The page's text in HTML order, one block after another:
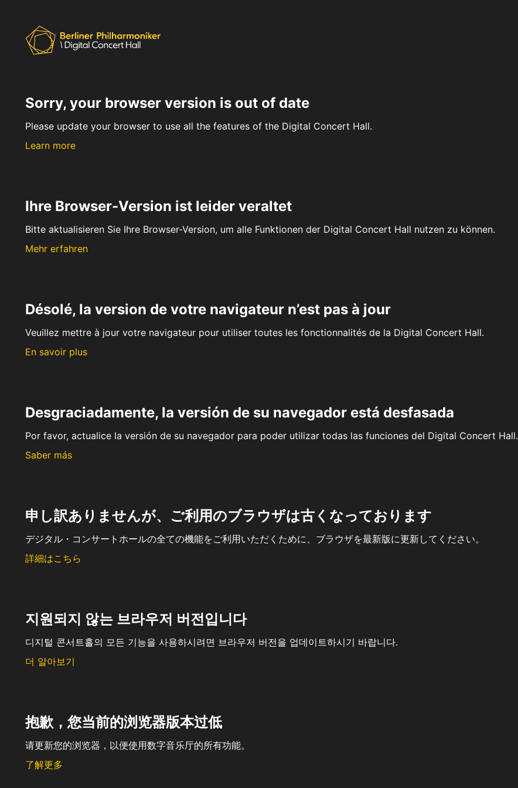
Sorry, your browser version is out of date
Please update your browser to use all the features of the Digital Concert Hall.
Learn more
Ihre Browser-Version ist leider veraltet
Bitte aktualisieren Sie Ihre Browser-Version, um alle Funktionen der Digital Concert Hall nutzen zu können.
Mehr erfahren
Désolé, la version de votre navigateur n’est pas à jour
Veuillez mettre à jour votre navigateur pour utiliser toutes les fonctionnalités de la Digital Concert Hall.
En savoir plus
Desgraciadamente, la versión de su navegador está desfasada
Por favor, actualice la versión de su navegador para poder utilizar todas las funciones del Digital Concert Hall.
Saber más
申し訳ありませんが、ご利用のブラウザは古くなっております
デジタル・コンサートホールの全ての機能をご利用いただくために、ブラウザを最新版に更新してください。
詳細はこちら
지원되지 않는 브라우저 버전입니다
디지털 콘서트홀의 모든 기능을 사용하시려면 브라우저 버전을 업데이트하시기 바랍니다.
더 알아보기
抱歉，您当前的浏览器版本过低
请更新您的浏览器，以便使用数字音乐厅的所有功能。
了解更多